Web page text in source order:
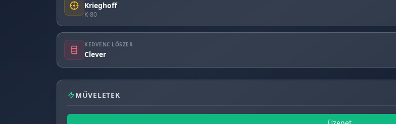
Krieghoff
K-80
KEDVENC LŐSZER
Clever
MŰVELETEK